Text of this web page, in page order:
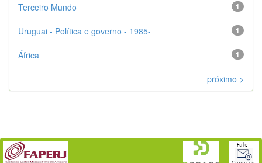
1
Terceiro Mundo
1
Uruguai - Política e governo - 1985-
1
África
próximo >